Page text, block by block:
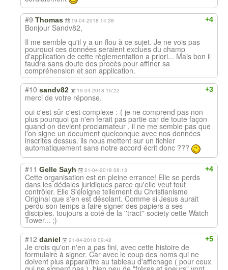
+4
#9 Thomas 19-04-2018 14:38
Bonjour Sandv82,
Il me semble qu'il y a un flou à ce sujet. Je ne vois pas
pourquoi ces données seraient exclues du champ
d'application de cette règlementation a priori... Mais bon il
faudra sans doute des procès pour affiner sa
compréhension et son application.
+3
#10 sandv82 19-04-2018 15:22
merci de votre réponse.
oui c'est sûr c'est complexe :-( je ne comprend pas non
plus pourquoi ça n'en ferait pas partie car de toute façon
quand on devient proclamateur , il ne me semble pas que
l'on signe un document quelconque avec nos données
inscrites dessus. ils nous mettent sur un fichier
automatiquement sans notre accord écrit donc ???
+4
#11 Gelle Sayh 21-04-2018 08:13
Cette organisation est en pleine errance! Elle se perds
dans les dédales juridiques parce qu'elle veut tout
contrôler. Elle S'éloigne tellement du Christianisme
Original que s'en est désolant. Comme si Jesus aurait
perdu son temps a faire signer des papiers a ses
disciples. toujours a coté de la ''tract'' society cette Watch
Tower... ;)
+5
#12 daniel 21-04-2018 09:42
Je crois qu'on n'en a pas fini, avec cette histoire de
formulaire à signer. Car avec le coup des noms qui ne
doivent plus apparaître au tableau d'affichage ( pour ceux